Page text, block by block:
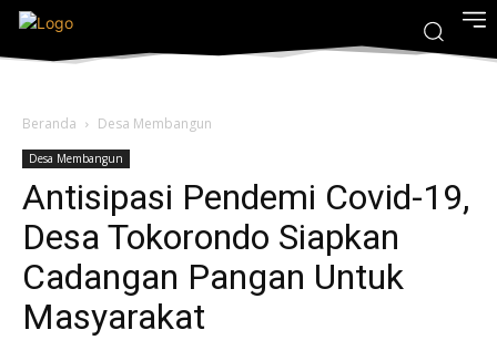
Beranda Desa Membangun
Desa Membangun
Antisipasi Pendemi Covid-19,
Desa Tokorondo Siapkan
Cadangan Pangan Untuk
Masyarakat